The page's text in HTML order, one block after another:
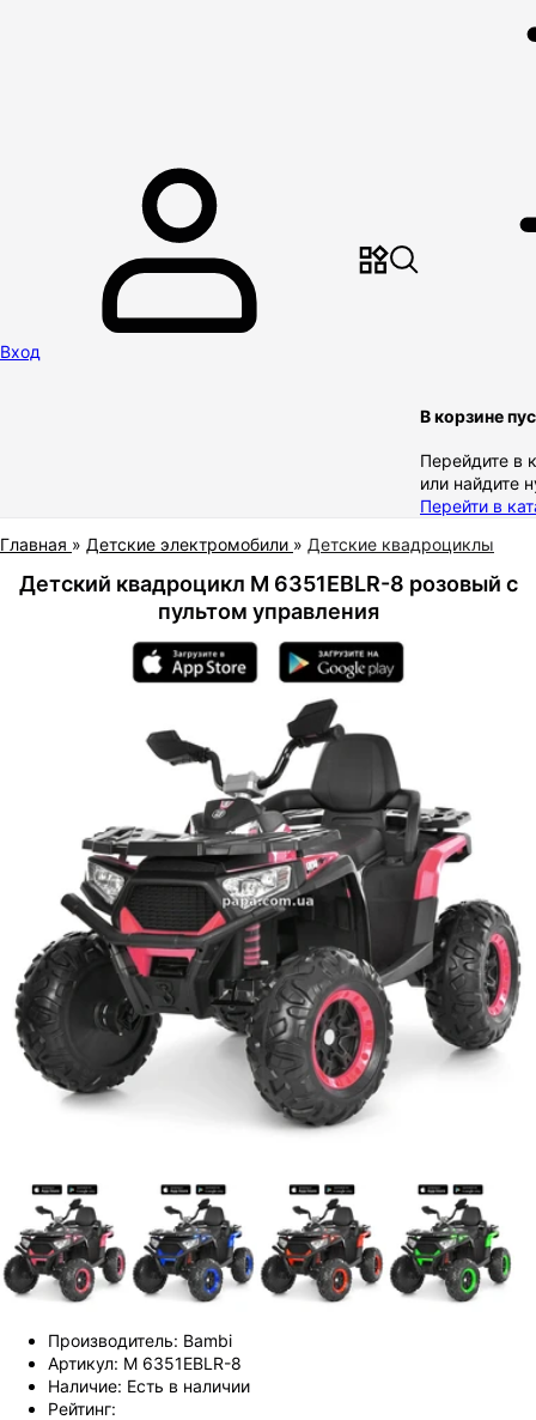
Вход
В корзине
Перейдите в
или найдите
Перейти в
Главная » Детские электромобили » Детские квадроциклы
Детский квадроцикл M 6351EBLR-8 розовый с
пультом управления
Производитель: Bambi
Артикул: M 6351EBLR-8
Наличие: Есть в наличии
Рейтинг: